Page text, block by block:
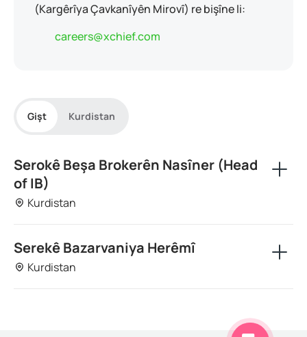
(Kargêrîya Çavkanîyên Mirovî) re bişîne li:
careers@xchief.com
Gişt Kurdistan
Serokê Beşa Brokerên Nasîner (Head
of IB)
Kurdistan
Serekê Bazarvaniya Herêmî
Kurdistan